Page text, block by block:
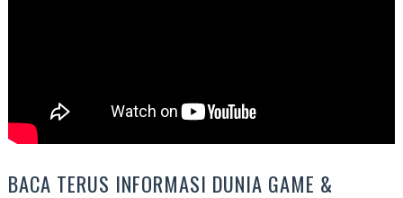
BACA TERUS INFORMASI DUNIA GAME &